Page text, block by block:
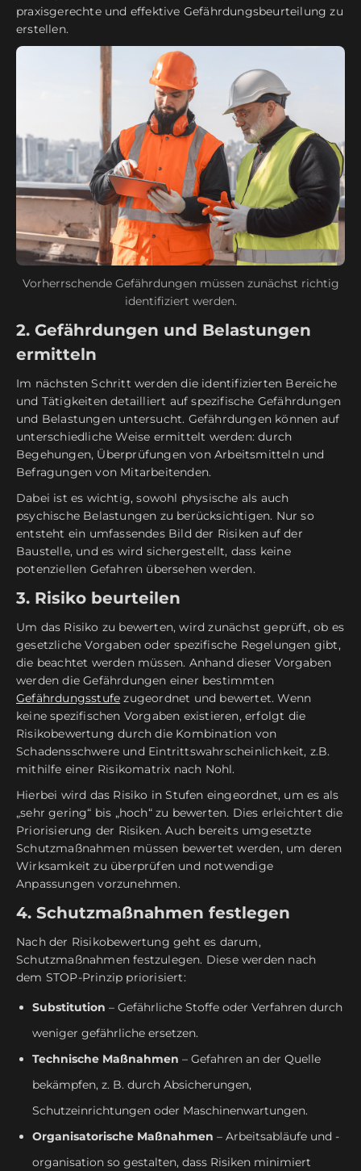
praxisgerechte und effektive Gefährdungsbeurteilung zu
erstellen.
Vorherrschende Gefährdungen müssen zunächst richtig
identifiziert werden.
2. Gefährdungen und Belastungen
ermitteln
Im nächsten Schritt werden die identifizierten Bereiche
und Tätigkeiten detailliert auf spezifische Gefährdungen
und Belastungen untersucht. Gefährdungen können auf
unterschiedliche Weise ermittelt werden: durch
Begehungen, Überprüfungen von Arbeitsmitteln und
Befragungen von Mitarbeitenden.
Dabei ist es wichtig, sowohl physische als auch
psychische Belastungen zu berücksichtigen. Nur so
entsteht ein umfassendes Bild der Risiken auf der
Baustelle, und es wird sichergestellt, dass keine
potenziellen Gefahren übersehen werden.
3. Risiko beurteilen
Um das Risiko zu bewerten, wird zunächst geprüft, ob es
gesetzliche Vorgaben oder spezifische Regelungen gibt,
die beachtet werden müssen. Anhand dieser Vorgaben
werden die Gefährdungen einer bestimmten
Gefährdungsstufe zugeordnet und bewertet. Wenn
keine spezifischen Vorgaben existieren, erfolgt die
Risikobewertung durch die Kombination von
Schadensschwere und Eintrittswahrscheinlichkeit, z.B.
mithilfe einer Risikomatrix nach Nohl.
Hierbei wird das Risiko in Stufen eingeordnet, um es als
„sehr gering“ bis „hoch“ zu bewerten. Dies erleichtert die
Priorisierung der Risiken. Auch bereits umgesetzte
Schutzmaßnahmen müssen bewertet werden, um deren
Wirksamkeit zu überprüfen und notwendige
Anpassungen vorzunehmen.
4. Schutzmaßnahmen festlegen
Nach der Risikobewertung geht es darum,
Schutzmaßnahmen festzulegen. Diese werden nach
dem STOP-Prinzip priorisiert:
Substitution – Gefährliche Stoffe oder Verfahren durch
weniger gefährliche ersetzen.
Technische Maßnahmen – Gefahren an der Quelle
bekämpfen, z. B. durch Absicherungen,
Schutzeinrichtungen oder Maschinenwartungen.
Organisatorische Maßnahmen – Arbeitsabläufe und -
organisation so gestalten, dass Risiken minimiert